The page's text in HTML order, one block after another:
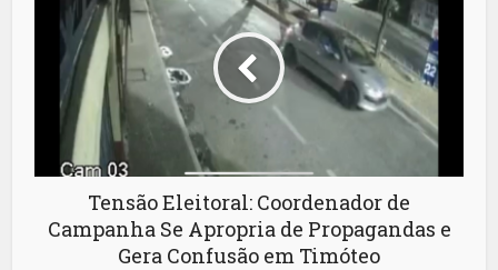
Tensão Eleitoral: Coordenador de
Campanha Se Apropria de Propagandas e
Gera Confusão em Timóteo